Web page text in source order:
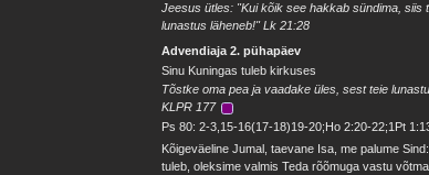
Jeesus ütles: "Kui kõik see hakkab sündima, siis
lunastus läheneb!" Lk 21:28
Advendiaja 2. pühapäev
Sinu Kuningas tuleb kirkuses
Tõstke oma pea ja vaadake üles, sest teie
KLPR 177
Ps 80: 2-3,15-16(17-18)19-20;Ho 2:20-22;1Pt
Kõigeväeline Jumal, taevane Isa, me palume
tuleb, oleksime valmis Teda rõõmuga vastu